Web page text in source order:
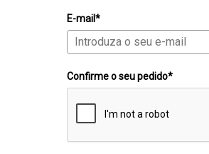
E-mail*
Confirme o seu pedido*